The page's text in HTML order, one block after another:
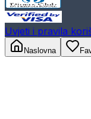
Uvjeti i pravila
Naslovna